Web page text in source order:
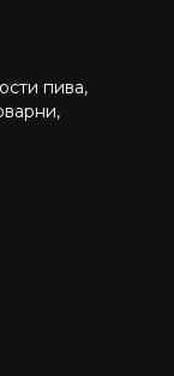
пива,